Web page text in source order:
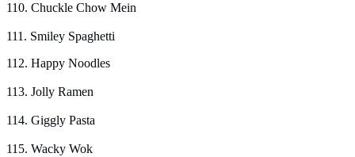
110. Chuckle Chow Mein
111. Smiley Spaghetti
112. Happy Noodles
113. Jolly Ramen
114. Giggly Pasta
115. Wacky Wok